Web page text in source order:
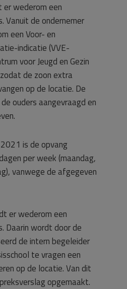
wederom een
Vanuit de ondernemer
een Voor- en
indicatie (VVE-
voor Jeugd en Gezin
de zoon extra
op de locatie. De
ouders aangevraagd en
is de opvang
per week (maandag,
vanwege de afgegeven
er wederom een
Daarin wordt door de
de intern begeleider
te vragen een
op de locatie. Van dit
opgemaakt.